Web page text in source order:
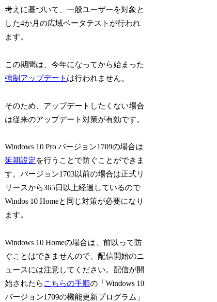
考えに基づいて、一般ユーザーを対象と
した4か月の広域ベータテストが行われ
ます。
この期間は、今年になってから始まった
強制アップデート は行われません。
そのため、アップデートしたくない場合
は従来のアップデート対策が有効です。
Windows 10 Pro バージョン1709の場合は
延期設定を行うことで防ぐことができま
す。バージョン1703以前の場合は正式リ
リースから365日以上経過しているので
Windos 10 Homeと同じ対策が必要になり
ます。
Windows 10 Homeの場合は、前以って防
ぐことはできませんので、配信開始のニ
ュースには注意してください。配信が開
始されたら こちらの手順の「Windows 10
バージョン1709の機能更新プログラム」